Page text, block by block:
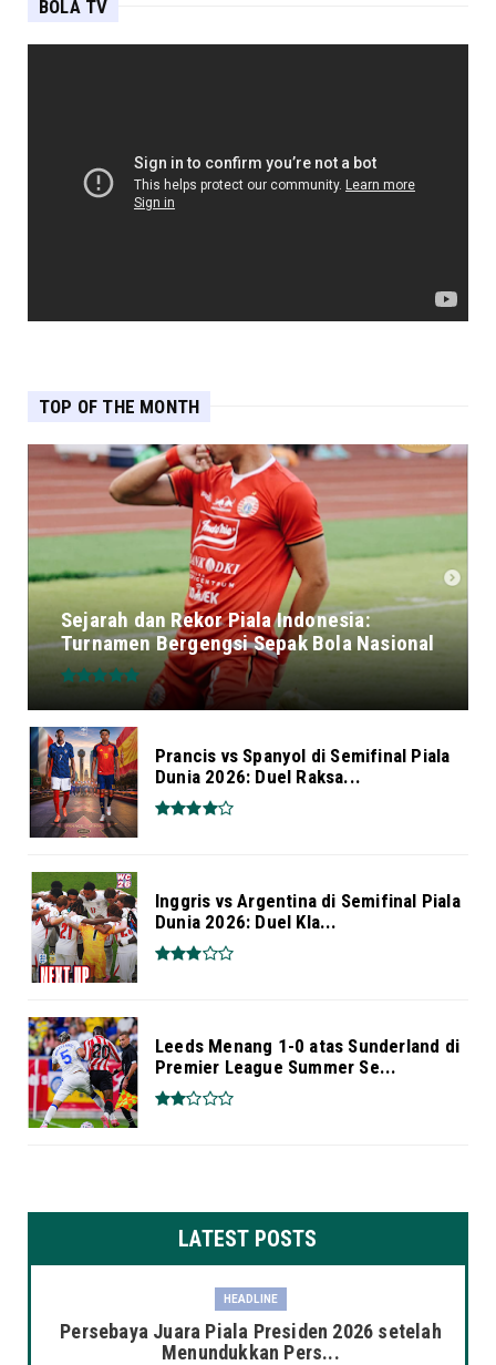
BOLA TV
TOP OF THE MONTH
Sejarah dan Rekor Piala Indonesia:
Turnamen Bergengsi Sepak Bola Nasional
Prancis vs Spanyol di Semifinal Piala
Dunia 2026: Duel Raksa...
Inggris vs Argentina di Semifinal Piala
Dunia 2026: Duel Kla...
Leeds Menang 1-0 atas Sunderland di
Premier League Summer Se...
LATEST POSTS
HEADLINE
Persebaya Juara Piala Presiden 2026 setelah
Menundukkan Pers...